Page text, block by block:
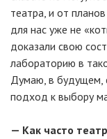
театра, и от
для нас уже не
доказали свою
лабораторию в
Думаю, в будущем,
подход к выбору
— Как часто